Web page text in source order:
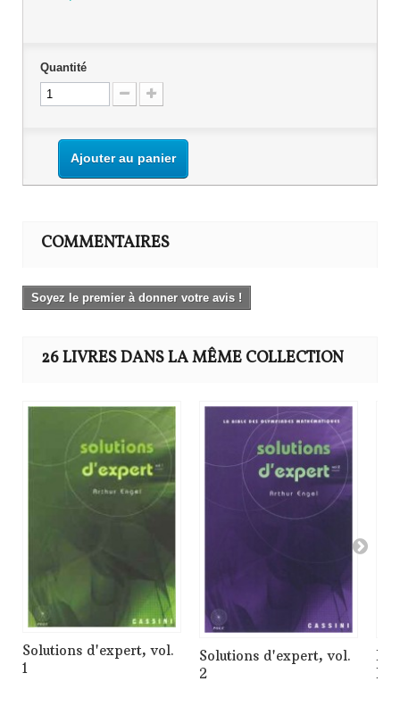
Quantité
Ajouter au panier
COMMENTAIRES
Soyez le premier à donner votre avis !
26 LIVRES DANS LA MÊME COLLECTION
Solutions d'expert, vol.
1
Solutions d'expert, vol.
2
III